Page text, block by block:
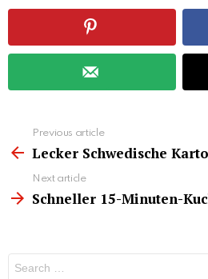
more
Previous article
Lecker Schwedische
Next article
Schneller 15-Minuten-
for: